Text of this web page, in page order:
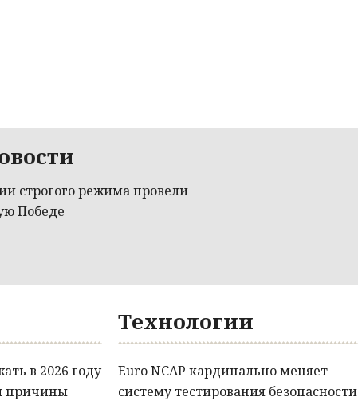
строгого режима провели
Победе
в 2026 году
причины
Технологии
Euro NCAP кардинально меняет
систему тестирования безопасности